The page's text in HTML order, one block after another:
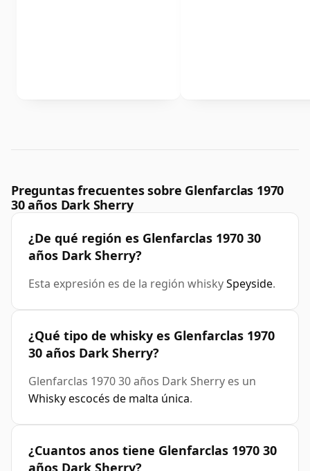
Preguntas frecuentes sobre Glenfarclas 1970
30 años Dark Sherry
¿De qué región es Glenfarclas 1970 30
años Dark Sherry?
Esta expresión es de la región whiskySpeyside.
¿Qué tipo de whisky es Glenfarclas 1970
30 años Dark Sherry?
Glenfarclas 1970 30 años Dark Sherry es un
Whisky escocés de malta única.
¿Cuantos anos tiene Glenfarclas 1970 30
años Dark Sherry?